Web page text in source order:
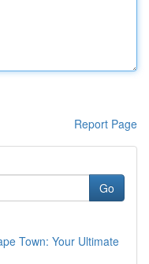
Report Page
Go
Town: Your Ultimate